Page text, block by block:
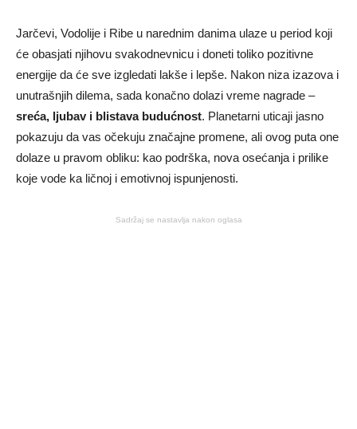
Jarčevi, Vodolije i Ribe u narednim danima ulaze u period koji
će obasjati njihovu svakodnevnicu i doneti toliko pozitivne
energije da će sve izgledati lakše i lepše. Nakon niza izazova i
unutrašnjih dilema, sada konačno dolazi vreme nagrade –
sreća, ljubav i blistava budućnost. Planetarni uticaji jasno
pokazuju da vas očekuju značajne promene, ali ovog puta one
dolaze u pravom obliku: kao podrška, nova osećanja i prilike
koje vode ka ličnoj i emotivnoj ispunjenosti.
Sadržaj se nastavlja nakon oglasa